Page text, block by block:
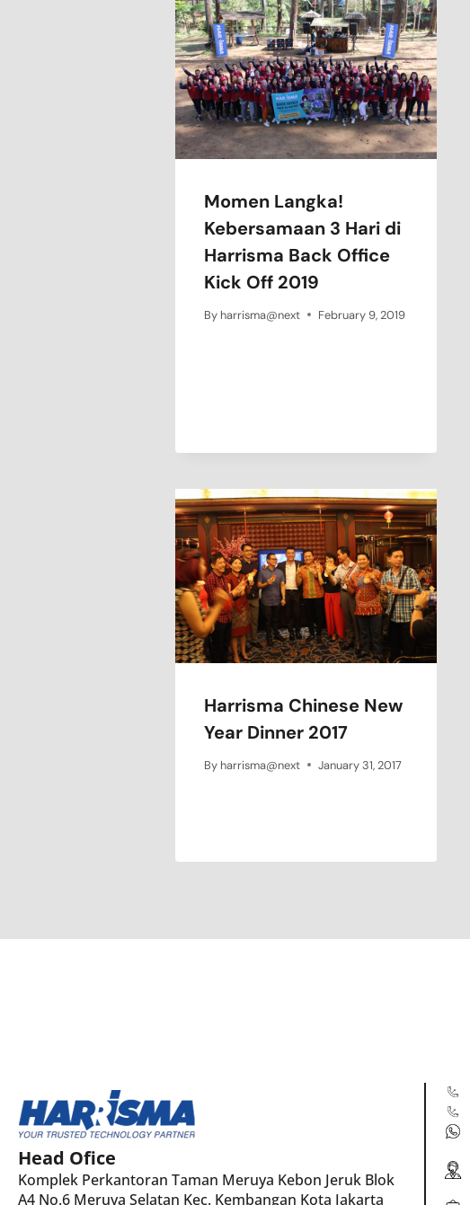
Momen Langka!
Kebersamaan 3 Hari di
Harrisma Back Office
Kick Off 2019
By harrisma@next February 9, 2019
Harrisma Chinese New
Year Dinner 2017
By harrisma@next January 31, 2017
Head Ofice
Komplek Perkantoran Taman Meruya Kebon Jeruk Blok
A4 No.6 Meruya Selatan Kec. Kembangan Kota Jakarta